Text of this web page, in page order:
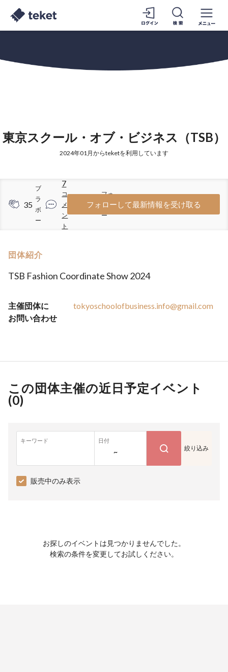
東京スクール・オブ・ビジネス（TSB）
2024年01月からteketを利用しています
35
ブ
ラ
ボ
ー
7
コ
メ
ン
ト
17
フォ
ロワ
ー
フォローして最新情報を受け取る
団体紹介
TSB Fashion Coordinate Show 2024
主催団体に
お問い合わせ
tokyoschoolofbusiness.info@gmail.com
この団体主催の近日予定イベント
(0)
キーワード 日付
~ 絞り込み
販売中のみ表示
お探しのイベントは見つかりませんでした。
検索の条件を変更してお試しください。